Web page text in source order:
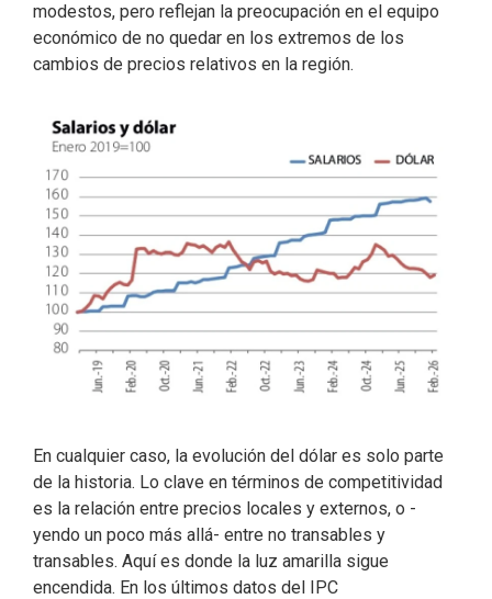
modestos, pero reflejan la preocupación en el equipo
económico de no quedar en los extremos de los
cambios de precios relativos en la región.
En cualquier caso, la evolución del dólar es solo parte
de la historia. Lo clave en términos de competitividad
es la relación entre precios locales y externos, o -
yendo un poco más allá- entre no transables y
transables. Aquí es donde la luz amarilla sigue
encendida. En los últimos datos del IPC